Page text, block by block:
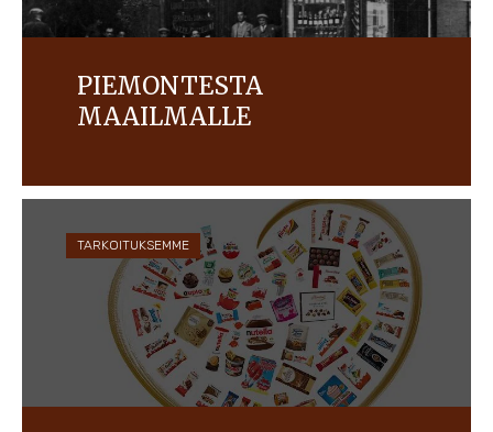
PIEMONTESTA
MAAILMALLE
Nykyään se on yksi maailman suurimmista
makeisyhtiöistä, joka tarjoaa monia ikonisia ja
rakastettuja tuotemerkkejä.
TARKOITUKSEMME